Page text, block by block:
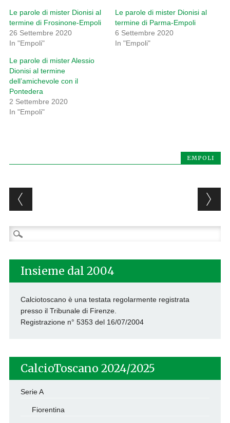
Le parole di mister Dionisi al
termine di Frosinone-Empoli
26 Settembre 2020
In "Empoli"
Le parole di mister Dionisi al
termine di Parma-Empoli
6 Settembre 2020
In "Empoli"
Le parole di mister Alessio
Dionisi al termine
dell’amichevole con il
Pontedera
2 Settembre 2020
In "Empoli"
EMPOLI
Post navigation
Ricerca
per:
Insieme dal 2004
Calciotoscano è una testata regolarmente registrata
presso il Tribunale di Firenze.
Registrazione n° 5353 del 16/07/2004
CalcioToscano 2024/2025
Serie A
Fiorentina